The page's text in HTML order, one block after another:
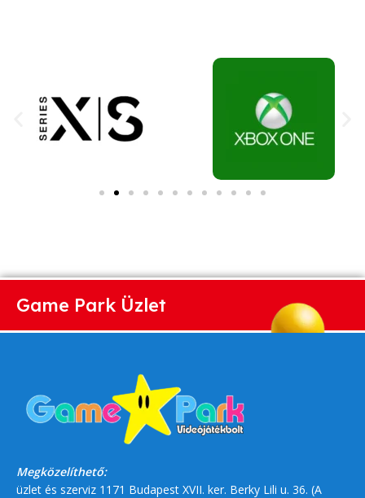
Game Park Üzlet
Megközelíthető:
üzlet és szerviz 1171 Budapest XVII. ker. Berky Lili u. 36. (A